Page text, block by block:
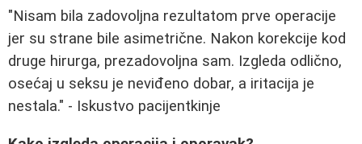
"Nisam bila zadovoljna rezultatom prve operacije
jer su strane bile asimetrične. Nakon korekcije kod
druge hirurga, prezadovoljna sam. Izgleda odlično,
osećaj u seksu je neviđeno dobar, a iritacija je
nestala." - Iskustvo pacijentkinje